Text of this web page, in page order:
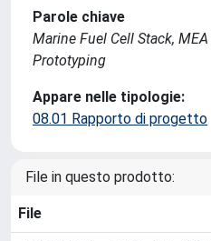
Parole chiave
Marine Fuel Cell Stack,
Prototyping
Appare nelle tipologie:
08.01 Rapporto di progetto
File in questo prodotto:
File